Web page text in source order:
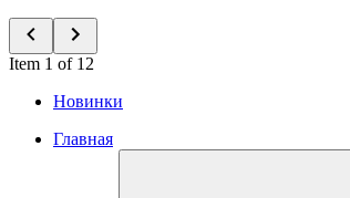
Item 1 of 12
Новинки
Главная